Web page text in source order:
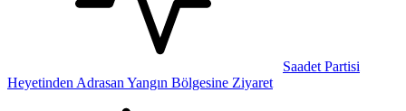
Saadet Partisi
Heyetinden Adrasan Yangın Bölgesine Ziyaret